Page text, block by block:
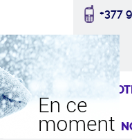
+377